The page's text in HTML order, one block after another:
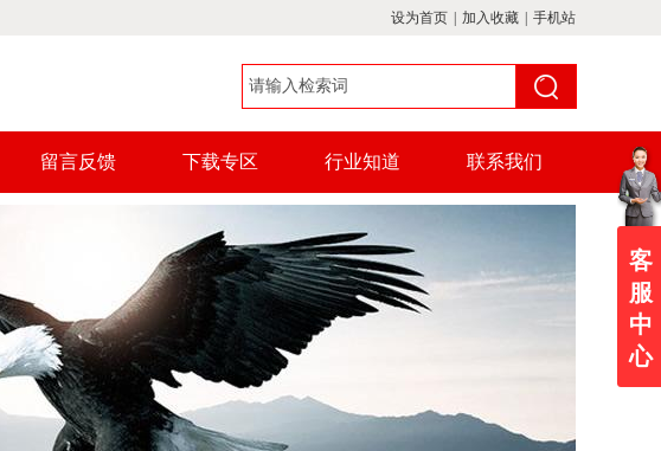
设为首页 加入收藏 手机站
留言反馈 下载专区 行业知道 联系我们
客
服
中
心